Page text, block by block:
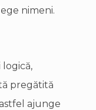
nimeni.
pregătită
ajunge